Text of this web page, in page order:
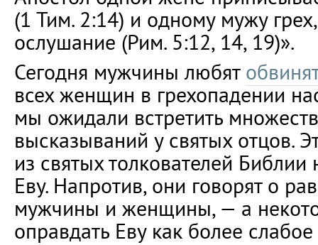
(1 Тим. 2:14) и одному мужу
ослушание (Рим. 5:12, 14, 19)».
Сегодня мужчины любят
всех женщин в грехопадении
мы ожидали встретить
высказываний у святых отцов.
из святых толкователей
Еву. Напротив, они говорят о
мужчины и женщины, — а
оправдать Еву как более